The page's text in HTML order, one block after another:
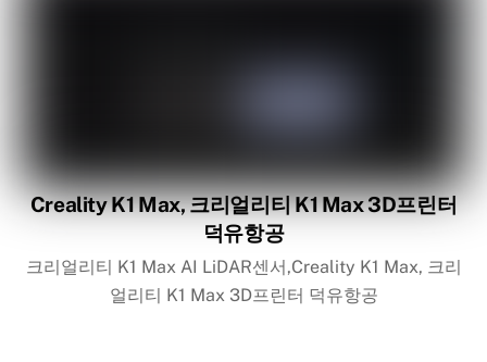
Creality K1 Max, 크리얼리티 K1 Max 3D프린터
덕유항공
크리얼리티 K1 Max AI LiDAR센서,Creality K1 Max, 크리
얼리티 K1 Max 3D프린터 덕유항공